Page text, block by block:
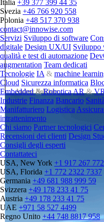
Andrew Nalichaev
Italia +39 377 399 44 35
Svezia +46 766 920 558
Polonia +48 517 370 938
contact@innowise.com
Servizi Sviluppo di software
digitale Design UX/UI Sviluppo
qualità e test di automazione
augmentation Team dedicati
Tecnologie IA & machine
Cloud Sicurezza informatica
Embedded&RoboticaAR &
Industrie Finanza Bancario Sanità
Manifatturiero Logistica
intrattenimento
Chi siamo Partner tecnologici
Recensioni dei clienti Design
Consigli degli esperti
Contattateci
USA, New York +1 917 267
USA, Florida +1 772 2322 7337
Germania +49 681 988 999 59
Svizzera +49 178 233 41 75
Austria +49 178 233 41 75
UAE +971 58 527 4499
Regno Unito +44 748 8817 958